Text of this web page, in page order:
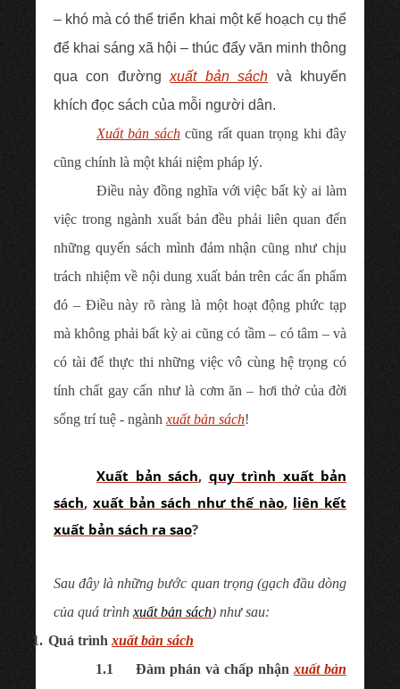
– khó mà có thể triển khai một kế hoạch cụ thể
để khai sáng xã hội – thúc đẩy văn minh thông
qua con đườngxuất bản sách và khuyến
khích đọc sách của mỗi người dân.
Xuất bản sáchcũng rất quan trọng khi đây
cũng chính là một khái niệm pháp lý.
Điều này đồng nghĩa với việc bất kỳ ai làm
việc trong ngành xuất bản đều phải liên quan đến
những quyển sách mình đảm nhận cũng như chịu
trách nhiệm về nội dung xuất bản trên các ấn phẩm
đó – Điều này rõ ràng là một hoạt động phức tạp
mà không phải bất kỳ ai cũng có tầm – có tâm – và
có tài để thực thi những việc vô cùng hệ trọng có
tính chất gay cấn như là cơm ăn – hơi thở của đời
sống trí tuệ - ngànhxuất bản sách!
Xuất bản sách, quy trình xuất bản
sách,xuất bản sách như thế nào, liên kết
xuất bản sách ra sao?
Sau đây là những bước quan trọng (gạch đầu dòng
của quá trìnhxuất bản sách) như sau:
1. Quá trìnhxuất bản sách
1.1
Đàm phán và chấp nhậnxuất bản